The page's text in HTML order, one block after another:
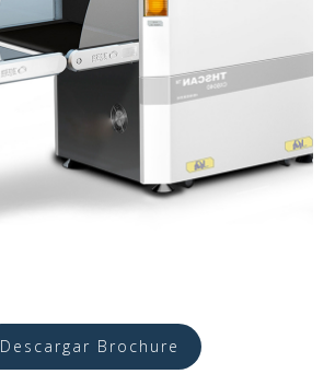
Descargar Brochure